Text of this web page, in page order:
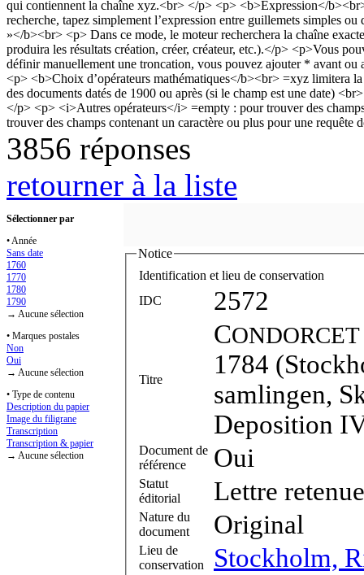
3856 réponses
retourner à la liste
Sélectionner par
• Année
Sans date
1760
1770
1780
1790
→ Aucune sélection
• Marques postales
Non
Oui
→ Aucune sélection
• Type de contenu
Description du papier
Image du filigrane
Transcription
Transcription & papier
→ Aucune sélection
Notice
Identification et lieu de conservation
IDC
2572
Titre
CONDORCET
1784
samlingen,
Deposition
Document de
référence
Oui
Statut
éditorial
Lettre retenue
Nature du
document
Original
Lieu de
conservation
Stockholm,